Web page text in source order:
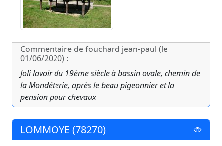
Commentaire de fouchard jean-paul (le
01/06/2020) :
Joli lavoir du 19ème siècle à bassin ovale, chemin de
la Mondéterie, après le beau pigeonnier et la
pension pour chevaux
LOMMOYE (78270)